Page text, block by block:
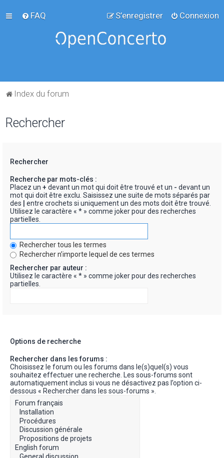
FAQ Connexion
S’enregistrer
Index du forum
Rechercher
Rechercher
Recherche par mots-clés :
Placez un + devant un mot qui doit être trouvé et un - devant un
mot qui doit être exclu. Saisissez une suite de mots séparés par
des
entre crochets si uniquement un des mots doit être trouvé.
Utilisez le caractère « * » comme joker pour des recherches
partielles.
Rechercher tous les termes
Rechercher n’importe lequel de ces termes
Rechercher par auteur :
Utilisez le caractère « * » comme joker pour des recherches
partielles.
Options de recherche
Rechercher dans les forums :
Choisissez le forum ou les forums dans le(s)quel(s) vous
souhaitez effectuer une recherche. Les sous-forums sont
automatiquement inclus si vous ne désactivez pas l’option ci-
dessous « Rechercher dans les sous-forums ».